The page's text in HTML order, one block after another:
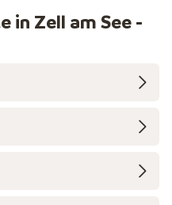
Zell am See -